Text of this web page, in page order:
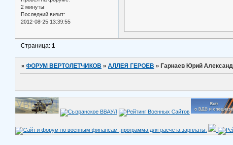
2 минуты
Последний визит:
2012-08-25 13:39:55
Страница:1
»ФОРУМ ВЕРТОЛЕТЧИКОВ »АЛЛЕЯ ГЕРОЕВ » Гарнаев Юрий